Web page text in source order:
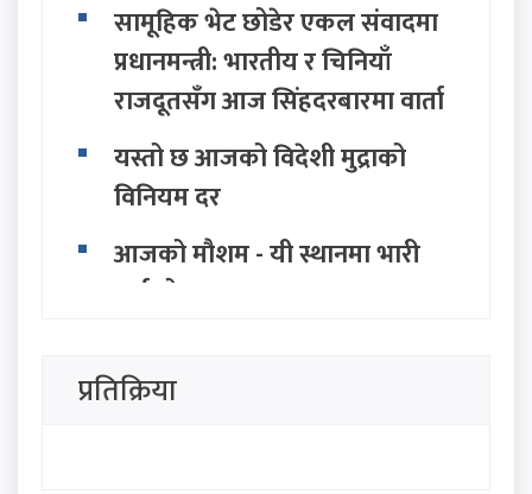
सामूहिक भेट छोडेर एकल संवादमा
प्रधानमन्त्री: भारतीय र चिनियाँ
राजदूतसँग आज सिंहदरबारमा वार्ता
यस्तो छ आजको विदेशी मुद्राको
विनियम दर
आजको मौशम - यी स्थानमा भारी
वर्षाको सम्भावना
पशुपतिनाथमा भक्तजनको ओइरो,
प्रतिक्रिया